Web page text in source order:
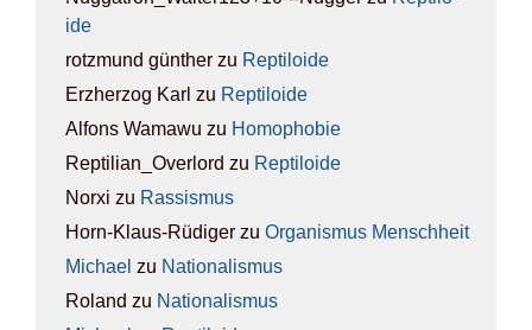
ide
rotzmund günther zu Rep­ti­lo­ide
Erzherzog Karl zu Rep­ti­lo­ide
Alfons Wamawu zu Homo­pho­bie
Reptilian_Overlord zu Rep­ti­lo­ide
Norxi zu Ras­sis­mus
Horn-Klaus-Rüdiger zu Orga­nis­mus Mensch­heit
Michael zu Natio­na­lis­mus
Roland zu Natio­na­lis­mus